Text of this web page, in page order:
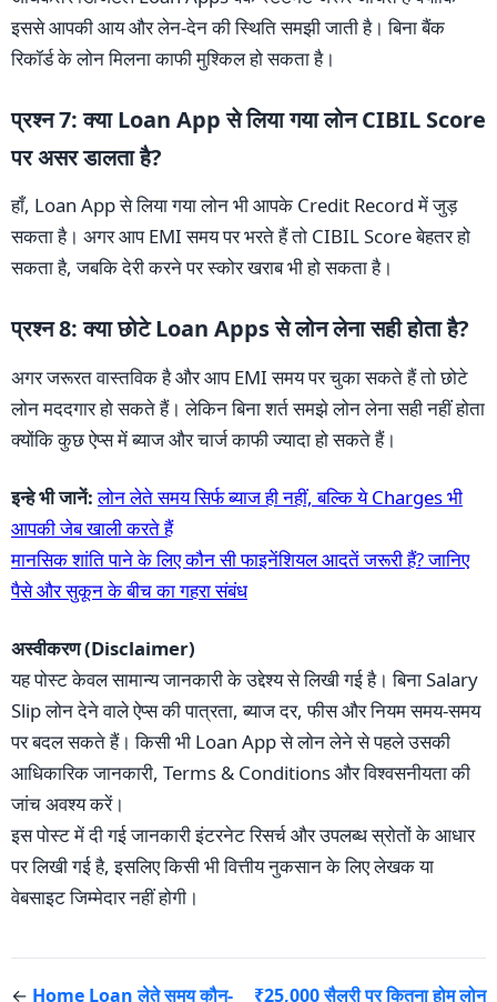
इससे आपकी आय और लेन-देन की स्थिति समझी जाती है। बिना बैंक
रिकॉर्ड के लोन मिलना काफी मुश्किल हो सकता है।
प्रश्न 7: क्या Loan App से लिया गया लोन CIBIL Score
पर असर डालता है?
हाँ, Loan App से लिया गया लोन भी आपके Credit Record में जुड़
सकता है। अगर आप EMI समय पर भरते हैं तो CIBIL Score बेहतर हो
सकता है, जबकि देरी करने पर स्कोर खराब भी हो सकता है।
प्रश्न 8: क्या छोटे Loan Apps से लोन लेना सही होता है?
अगर जरूरत वास्तविक है और आप EMI समय पर चुका सकते हैं तो छोटे
लोन मददगार हो सकते हैं। लेकिन बिना शर्त समझे लोन लेना सही नहीं होता
क्योंकि कुछ ऐप्स में ब्याज और चार्ज काफी ज्यादा हो सकते हैं।
इन्हे भी जानें: लोन लेते समय सिर्फ ब्याज ही नहीं, बल्कि ये Charges भी
आपकी जेब खाली करते हैं
मानसिक शांति पाने के लिए कौन सी फाइनेंशियल आदतें जरूरी हैं? जानिए
पैसे और सुकून के बीच का गहरा संबंध
अस्वीकरण (Disclaimer)
यह पोस्ट केवल सामान्य जानकारी के उद्देश्य से लिखी गई है। बिना Salary
Slip लोन देने वाले ऐप्स की पात्रता, ब्याज दर, फीस और नियम समय-समय
पर बदल सकते हैं। किसी भी Loan App से लोन लेने से पहले उसकी
आधिकारिक जानकारी, Terms & Conditions और विश्वसनीयता की
जांच अवश्य करें।
इस पोस्ट में दी गई जानकारी इंटरनेट रिसर्च और उपलब्ध स्रोतों के आधार
पर लिखी गई है, इसलिए किसी भी वित्तीय नुकसान के लिए लेखक या
वेबसाइट जिम्मेदार नहीं होगी।
← Home Loan लेते समय कौन- ₹25,000 सैलरी पर कितना होम लोन